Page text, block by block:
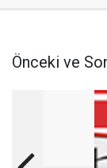
Önceki ve